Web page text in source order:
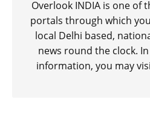
Overlook INDIA is one of
portals through which
local Delhi based,
news round the clock.
information, you may